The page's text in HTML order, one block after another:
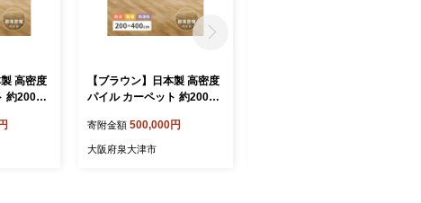
製 高密度
約200×4
【ブラウン】日本製 高密度
パイル カーペット 約200×4
00044015
寄附金額 500,000円
大阪府泉大津市